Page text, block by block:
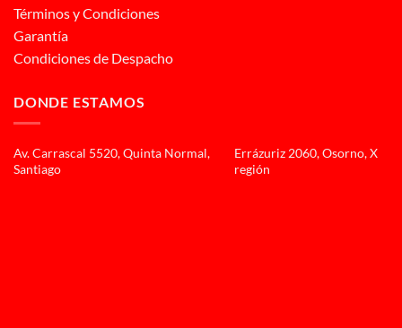
Términos y Condiciones
Garantía
Condiciones de Despacho
DONDE ESTAMOS
Av. Carrascal 5520, Quinta Normal,
Santiago
Errázuriz 2060, Osorno, X
región